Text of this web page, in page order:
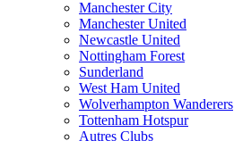
Manchester City
Manchester United
Newcastle United
Nottingham Forest
Sunderland
West Ham United
Wolverhampton Wanderers
Tottenham Hotspur
Autres Clubs